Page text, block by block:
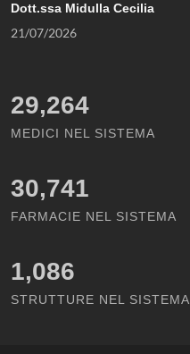
Dott.ssa Midulla Cecilia
21/07/2026
29,264
MEDICI NEL SISTEMA
30,741
FARMACIE NEL SISTEMA
1,086
STRUTTURE NEL SISTEMA